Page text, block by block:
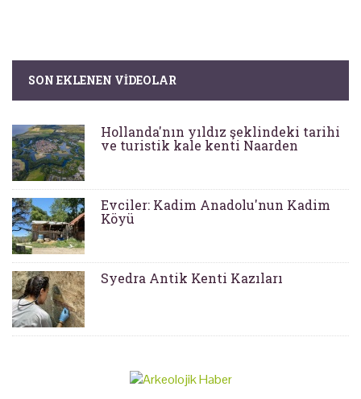
SON EKLENEN VIDEOLAR
Hollanda'nın yıldız şeklindeki tarihi
ve turistik kale kenti Naarden
Evciler: Kadim Anadolu'nun Kadim
Köyü
Syedra Antik Kenti Kazıları